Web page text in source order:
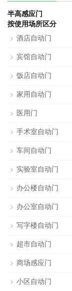
半高感应门
按使用场所区分
酒店自动门
宾馆自动门
饭店自动门
家用自动门
医用门
手术室自动门
车间自动门
实验室自动门
办公楼自动门
办公室自动门
写字楼自动门
超市自动门
商场感应门
小区自动门